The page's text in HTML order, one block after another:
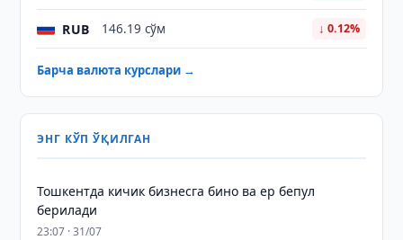
RUB 146.19 сўм ↓ 0.12%
Барча валюта курслари →
ЭНГ КЎП ЎҚИЛГАН
Тошкентда кичик бизнесга бино ва ер бепул
берилади
23:07 · 31/07